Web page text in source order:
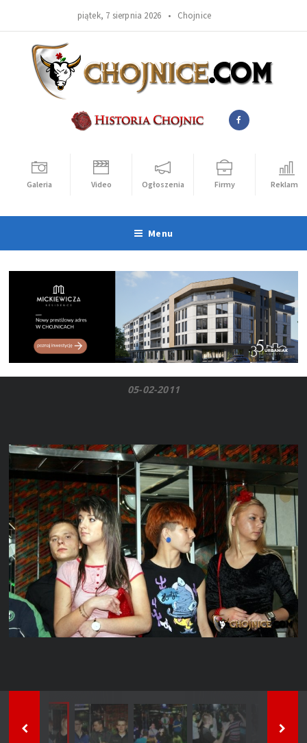
piątek, 7 sierpnia 2026 • Chojnice
Galeria Video Ogłoszenia Firmy Reklama
Menu
05-02-2011